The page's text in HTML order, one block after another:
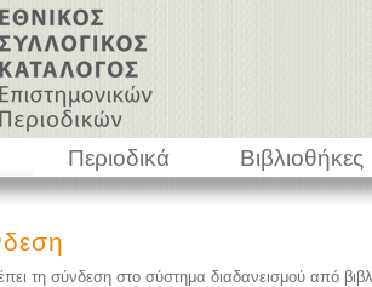
Περιοδικά Βιβλιοθήκες
τη σύνδεση στο σύστημα διαδανεισμού από